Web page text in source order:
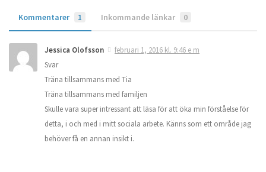
Kommentarer 1 Inkommande länkar 0
Jessica Olofsson
februari 1, 2016 kl. 9:46 e m
Svar
Träna tillsammans med Tia
Träna tillsammans med familjen
Skulle vara super intressant att läsa för att öka min förståelse för
detta, i och med i mitt sociala arbete. Känns som ett område jag
behöver få en annan insikt i.